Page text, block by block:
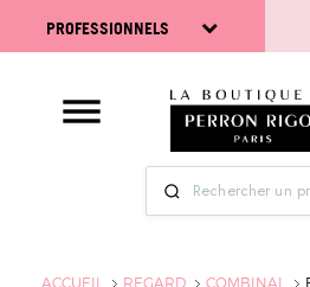
PROFESSIONNELS
ACCUEIL REGARD COMBINAL